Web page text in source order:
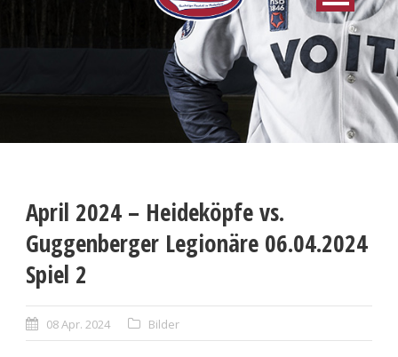
April 2024 – Heideköpfe vs.
Guggenberger Legionäre 06.04.2024
Spiel 2
08 Apr. 2024 Bilder